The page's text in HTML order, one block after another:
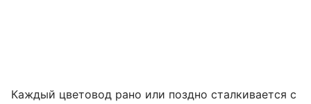
Каждый цветовод рано или поздно сталкивается с